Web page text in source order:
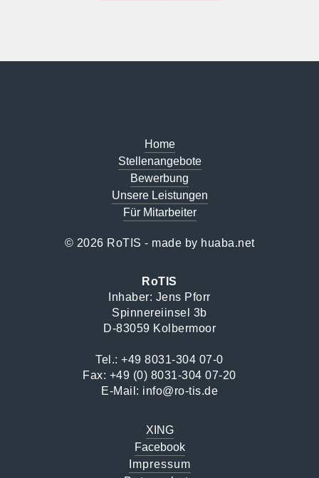
Home
Stellenangebote
Bewerbung
Unsere Leistungen
Für Mitarbeiter
© 2026 RoTIS - made by huaba.net
RoTIS
Inhaber: Jens Pforr
Spinnereiinsel 3b
D-83059 Kolbermoor
Tel.:+49 8031-304 07-0
Fax: +49 (0) 8031-304 07-20
E-Mail: info@ro-tis.de
XING
Facebook
Impressum